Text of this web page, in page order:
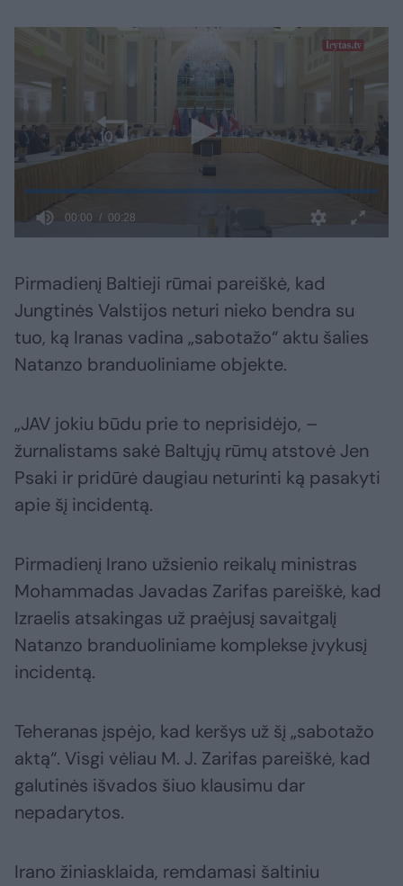
Pirmadienį Baltieji rūmai pareiškė, kad
Jungtinės Valstijos neturi nieko bendra su
tuo, ką Iranas vadina „sabotažo“ aktu šalies
Natanzo branduoliniame objekte.
„JAV jokiu būdu prie to neprisidėjo, –
žurnalistams sakė Baltųjų rūmų atstovė Jen
Psaki ir pridūrė daugiau neturinti ką pasakyti
apie šį incidentą.
Pirmadienį Irano užsienio reikalų ministras
Mohammadas Javadas Zarifas pareiškė, kad
Izraelis atsakingas už praėjusį savaitgalį
Natanzo branduoliniame komplekse įvykusį
incidentą.
Teheranas įspėjo, kad keršys už šį „sabotažo
aktą“. Visgi vėliau M. J. Zarifas pareiškė, kad
galutinės išvados šiuo klausimu dar
nepadarytos.
Irano žiniasklaida, remdamasi šaltiniu